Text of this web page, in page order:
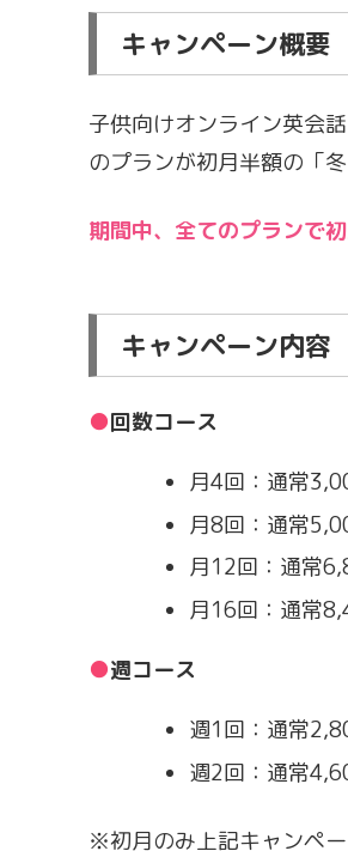
キャンペーン概要
子供向けオンライン英会
のプランが初月半額の「
期間中、全てのプランで
キャンペーン内容
回数コース
月4回：通常
月8回：通常
月12回：通常
月16回：通常
週コース
週1回：通常
週2回：通常
※初月のみ上記キャンペー